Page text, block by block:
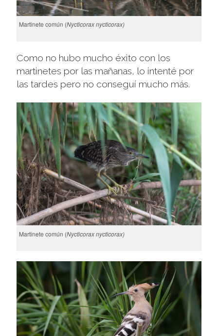
Martinete común (Nycticorax nycticorax)
Como no hubo mucho éxito con los
martinetes por las mañanas, lo intenté por
las tardes pero no conseguí mucho más.
Martinete común (Nycticorax nycticorax)